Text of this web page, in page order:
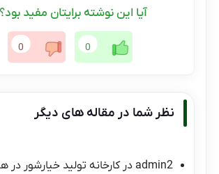
آیا این نوشته برایتان مفید بود؟
0
0
نظر شما در مقاله های دیگر
admin2 درکارخانه تولید خیارشور در